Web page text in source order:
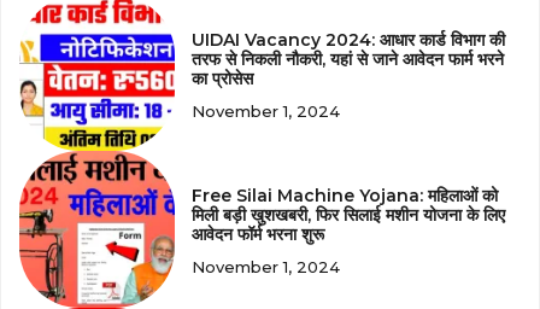
UIDAI Vacancy 2024: आधार कार्ड विभाग की
तरफ से निकली नौकरी, यहां से जाने आवेदन फार्म भरने
का प्रोसेस
November 1, 2024
Free Silai Machine Yojana: महिलाओं को
मिली बड़ी खुशखबरी, फिर सिलाई मशीन योजना के लिए
आवेदन फॉर्म भरना शुरू
November 1, 2024